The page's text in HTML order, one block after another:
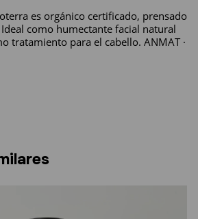
es orgánico certificado, prensado
como humectante facial natural
tratamiento para el cabello. ANMAT ·